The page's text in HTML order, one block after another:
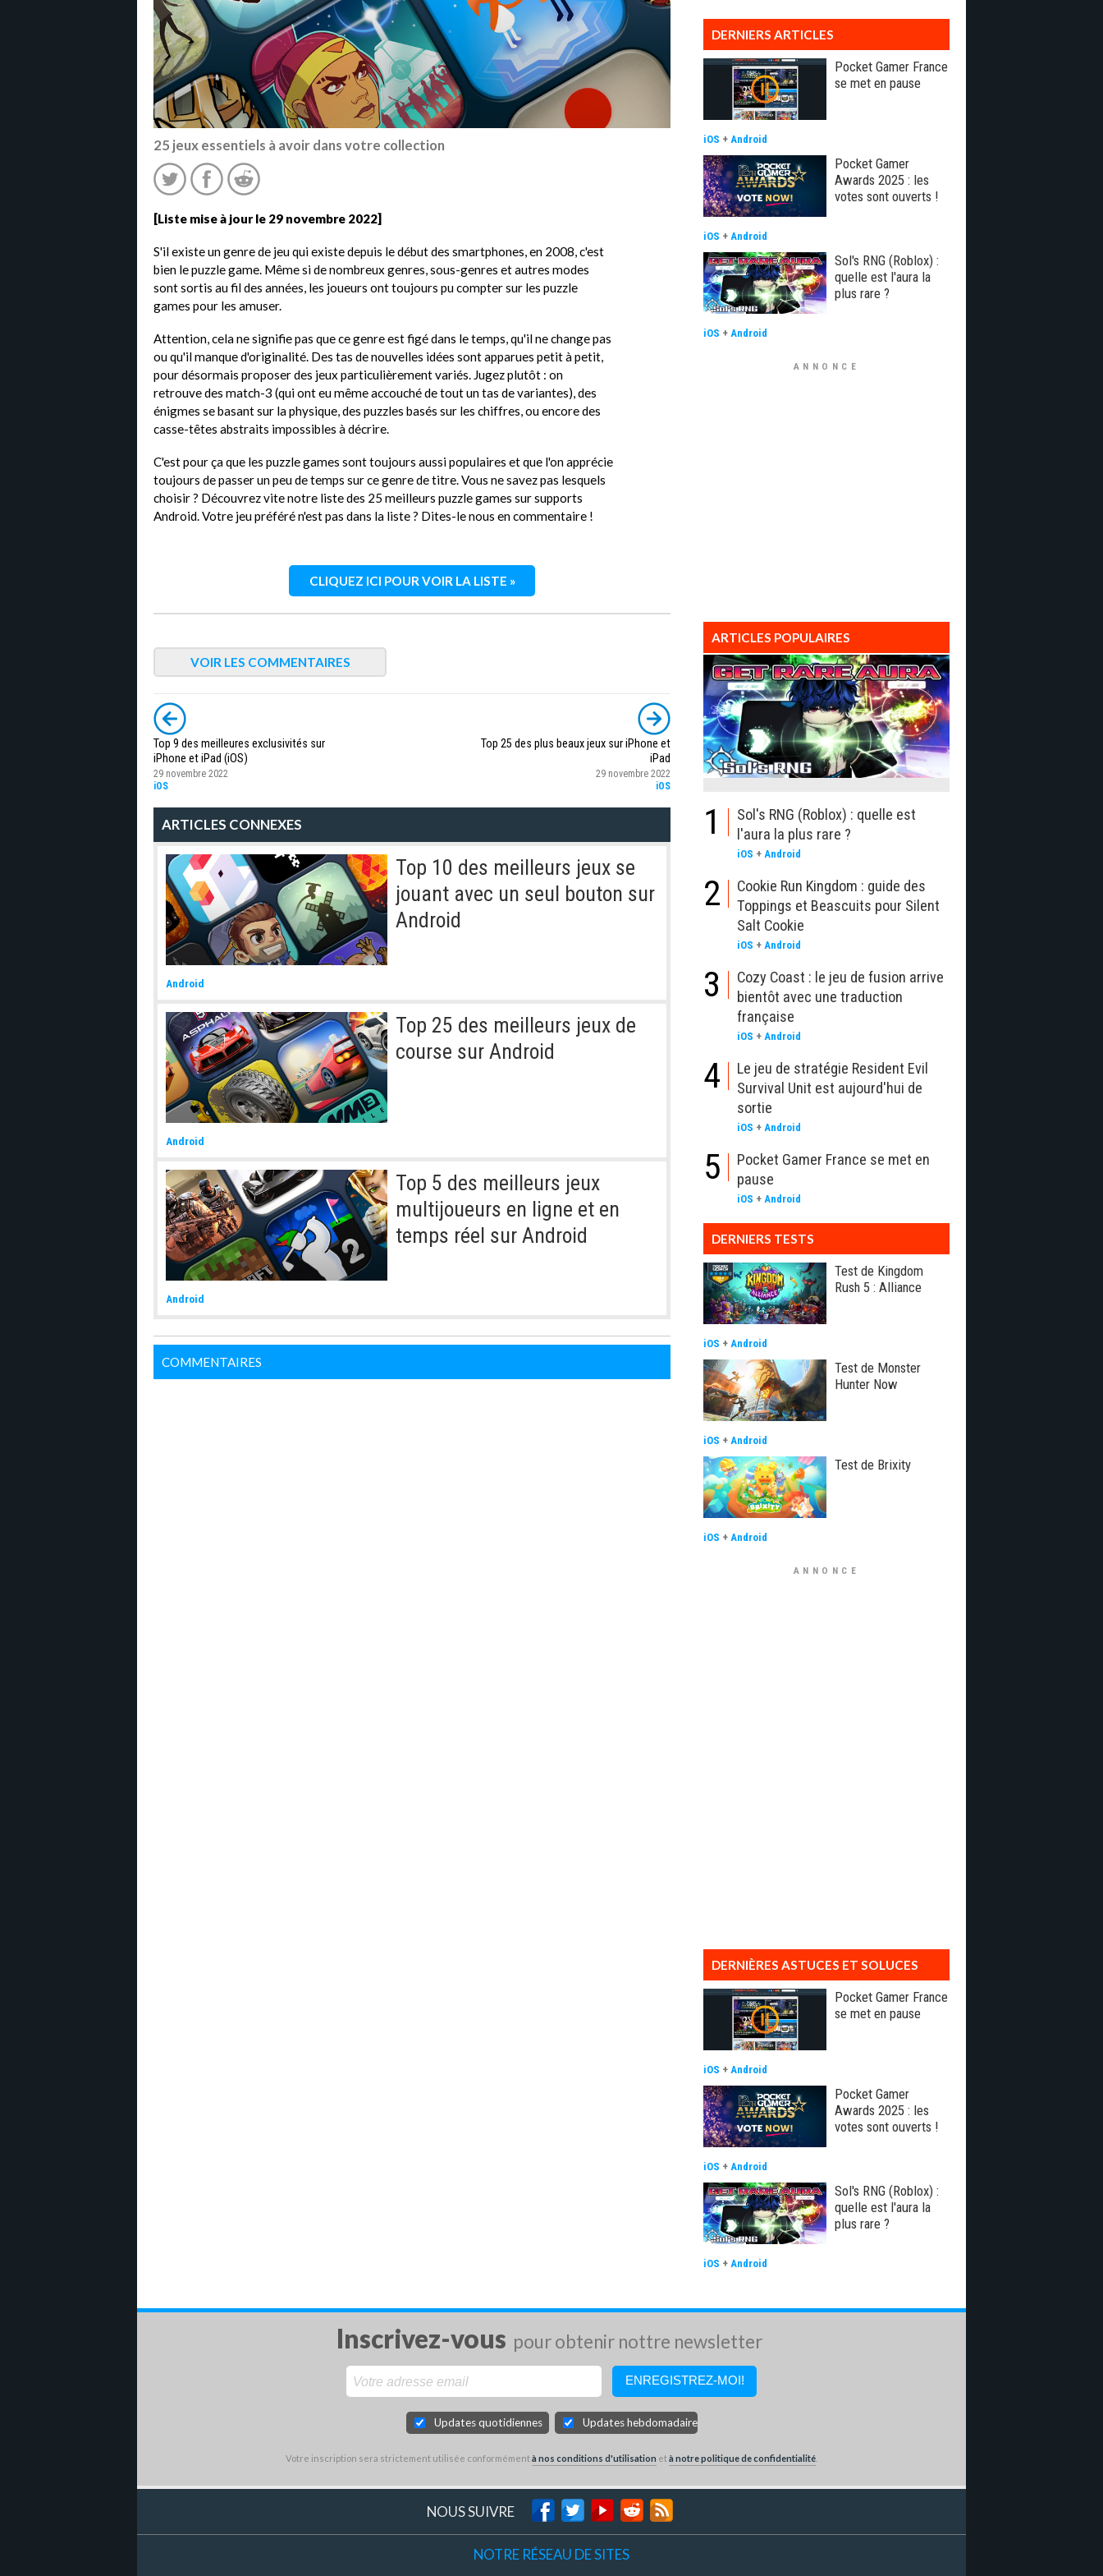
25 jeux essentiels à avoir dans votre collection
[Liste mise à jour le 29 novembre 2022]
S'il existe un genre de jeu qui existe depuis le début des smartphones, en 2008, c'est
bien le puzzle game. Même si de nombreux genres, sous-genres et autres modes
sont sortis au fil des années, les joueurs ont toujours pu compter sur les puzzle
games pour les amuser.
Attention, cela ne signifie pas que ce genre est figé dans le temps, qu'il ne change pas
ou qu'il manque d'originalité. Des tas de nouvelles idées sont apparues petit à petit,
pour désormais proposer des jeux particulièrement variés. Jugez plutôt : on
retrouve des match-3 (qui ont eu même accouché de tout un tas de variantes), des
énigmes se basant sur la physique, des puzzles basés sur les chiffres, ou encore des
casse-têtes abstraits impossibles à décrire.
C'est pour ça que les puzzle games sont toujours aussi populaires et que l'on apprécie
toujours de passer un peu de temps sur ce genre de titre. Vous ne savez pas lesquels
choisir ? Découvrez vite notre liste des 25 meilleurs puzzle games sur supports
Android. Votre jeu préféré n'est pas dans la liste ? Dites-le nous en commentaire !
CLIQUEZ ICI POUR VOIR LA LISTE »
VOIR LES COMMENTAIRES
Top 9 des meilleures exclusivités sur
iPhone et iPad (iOS)
29 novembre 2022
iOS
Top 25 des plus beaux jeux sur iPhone et
iPad
29 novembre 2022
iOS
ARTICLES CONNEXES
Top 10 des meilleurs jeux se
jouant avec un seul bouton sur
Android
Android
Top 25 des meilleurs jeux de
course sur Android
Android
Top 5 des meilleurs jeux
multijoueurs en ligne et en
temps réel sur Android
Android
COMMENTAIRES
DERNIERS ARTICLES
Pocket Gamer France
se met en pause
iOS + Android
Pocket Gamer
Awards 2025 : les
votes sont ouverts !
iOS + Android
Sol's RNG (Roblox) :
quelle est l'aura la
plus rare ?
iOS + Android
ANNONCE
ARTICLES POPULAIRES
1
Sol's RNG (Roblox) : quelle est
l'aura la plus rare ?
iOS + Android
2
Cookie Run Kingdom : guide des
Toppings et Beascuits pour Silent
Salt Cookie
iOS + Android
3
Cozy Coast : le jeu de fusion arrive
bientôt avec une traduction
française
iOS + Android
4
Le jeu de stratégie Resident Evil
Survival Unit est aujourd'hui de
sortie
iOS + Android
5
Pocket Gamer France se met en
pause
iOS + Android
DERNIERS TESTS
Test de Kingdom
Rush 5 : Alliance
iOS + Android
Test de Monster
Hunter Now
iOS + Android
Test de Brixity
iOS + Android
ANNONCE
DERNIÈRES ASTUCES ET SOLUCES
Pocket Gamer France
se met en pause
iOS + Android
Pocket Gamer
Awards 2025 : les
votes sont ouverts !
iOS + Android
Sol's RNG (Roblox) :
quelle est l'aura la
plus rare ?
iOS + Android
Inscrivez-vous pour obtenir nottre newsletter
Updates quotidiennes Updates hebdomadaires
Votre inscription sera strictement utilisée conformémentà nos conditions d'utilisation età notre politique de confidentialité
NOUS SUIVRE
NOTRE RÉSEAU DE SITES